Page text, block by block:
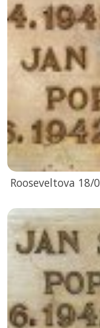
Rooseveltova